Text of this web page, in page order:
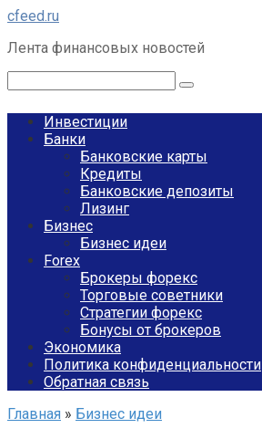
Перейти
контенту
cfeed.ru
Лента финансовых новостей
Инвестиции
Банки
Банковские карты
Кредиты
Банковские депозиты
Лизинг
Бизнес
Бизнес идеи
Forex
Брокеры форекс
Торговые советники
Стратегии форекс
Бонусы от брокеров
Экономика
Политика конфиденциальности
Обратная связь
Главная » Бизнес идеи